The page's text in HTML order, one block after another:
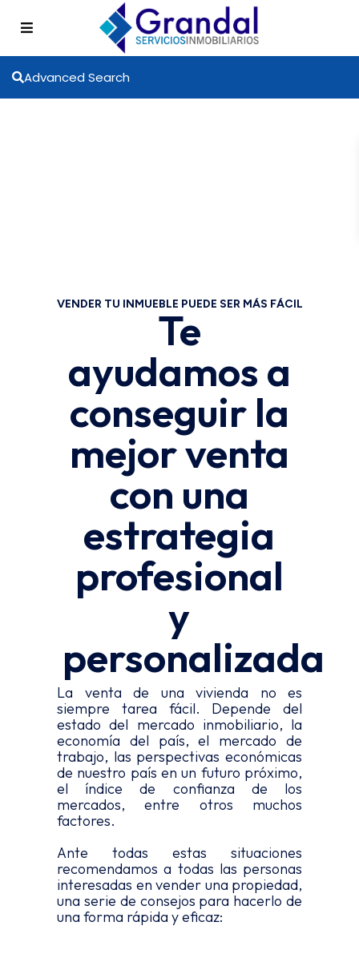
Advanced Search
VENDER TU INMUEBLE PUEDE SER MÁS FÁCIL
Te
ayudamos a
conseguir la
mejor venta
con una
estrategia
profesional
y
personalizada
La venta de una vivienda no es
siempre tarea fácil. Depende del
estado del mercado inmobiliario, la
economía del país, el mercado de
trabajo, las perspectivas económicas
de nuestro país en un futuro próximo,
el índice de confianza de los
mercados, entre otros muchos
factores.
Ante todas estas situaciones
recomendamos a todas las personas
interesadas en vender una propiedad,
una serie de consejos para hacerlo de
una forma rápida y eficaz: